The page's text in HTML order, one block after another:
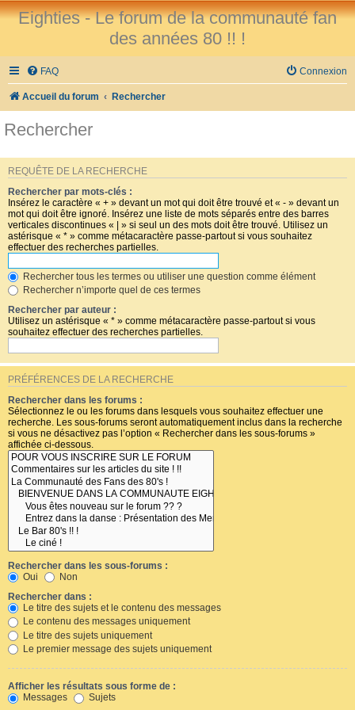
Eighties - Le forum de la communauté fan
des années 80 !! !
FAQ Connexion
Accueil du forum Rechercher
Rechercher
REQUÊTE DE LA RECHERCHE
Rechercher par mots-clés :
Insérez le caractère « + » devant un mot qui doit être trouvé et « - » devant un
mot qui doit être ignoré. Insérez une liste de mots séparés entre des barres
verticales discontinues « | » si seul un des mots doit être trouvé. Utilisez un
astérisque « * » comme métacaractère passe-partout si vous souhaitez
effectuer des recherches partielles.
Rechercher tous les termes ou utiliser une question comme élément
Rechercher n’importe quel de ces termes
Rechercher par auteur :
Utilisez un astérisque « * » comme métacaractère passe-partout si vous
souhaitez effectuer des recherches partielles.
PRÉFÉRENCES DE LA RECHERCHE
Rechercher dans les forums :
Sélectionnez le ou les forums dans lesquels vous souhaitez effectuer une
recherche. Les sous-forums seront automatiquement inclus dans la recherche
si vous ne désactivez pas l’option « Rechercher dans les sous-forums »
affichée ci-dessous.
Rechercher dans les sous-forums :
Oui
Non
Rechercher dans :
Le titre des sujets et le contenu des messages
Le contenu des messages uniquement
Le titre des sujets uniquement
Le premier message des sujets uniquement
Afficher les résultats sous forme de :
Messages
Sujets